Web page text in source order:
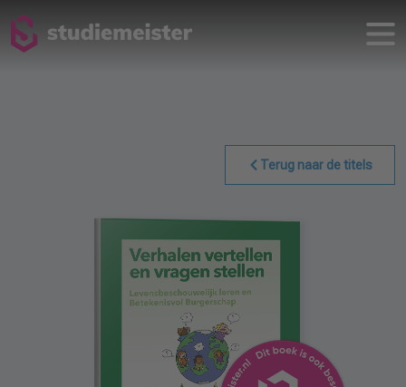
Terug naar de titels